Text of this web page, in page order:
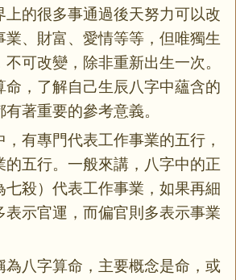
上的很多事通過後天努力可以改
、財富、愛情等等，但唯獨生
可改變，除非重新出生一次。
命 ，了解自己生辰八字中蘊含的
著重要的參考意義。
有專門代表工作事業的五行，
的五行。一般來講，八字中的正
七殺）代表工作事業，如果再細
表示官運，而偏官則多表示事業
為八字算命，主要概念是命，或